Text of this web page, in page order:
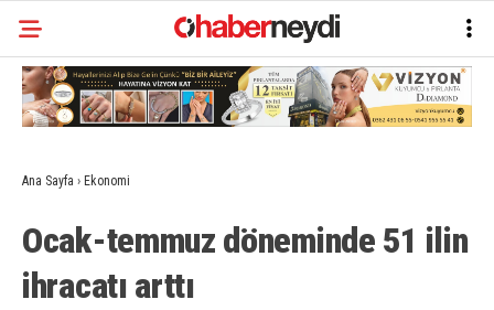
Ana Sayfa › Ekonomi
Ocak-temmuz döneminde 51 ilin
ihracatı arttı